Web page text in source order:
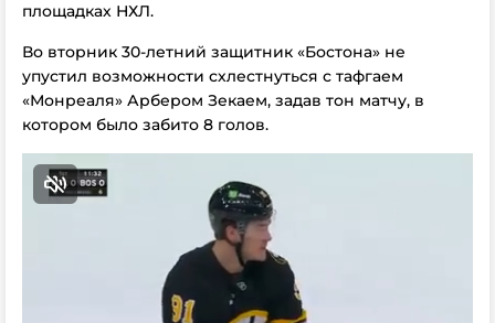
площадках НХЛ.
Во вторник 30-летний защитник «Бостона» не
упустил возможности схлестнуться с тафгаем
«Монреаля» Арбером Зекаем, задав тон матчу, в
котором было забито 8 голов.